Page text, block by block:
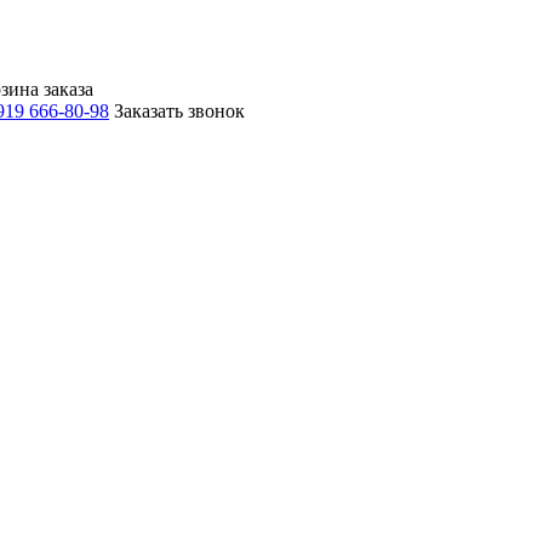
заказа
666-80-98 Заказать звонок